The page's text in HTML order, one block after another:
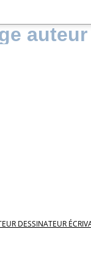
DESSINATEUR